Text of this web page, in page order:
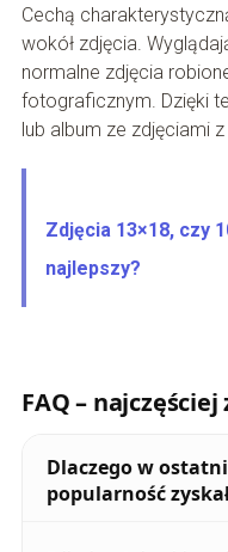
Cechą
wokół zdjęcia.
normalne zdjęcia
fotograficznym. Dzięki
lub album ze zdjęciami
Zdjęcia 13×18, czy
najlepszy?
FAQ –
Dlaczego w
popularność